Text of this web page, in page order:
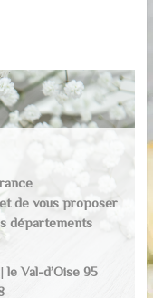
de vous proposer
départements
le Val-d’Oise 95